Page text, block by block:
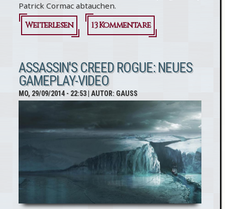
Patrick Cormac abtauchen.
Weiterlesen
über
Creed
Rogue:
Story-
und PC-
13 Kommentare
ASSASSIN'S CREED ROGUE: NEUES
GAMEPLAY-VIDEO
MO, 29/09/2014 - 22:53| AUTOR: GAUSS